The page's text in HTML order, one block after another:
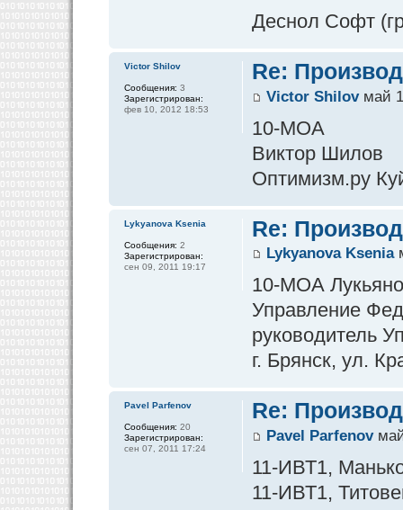
Деснол Софт
Re:
Victor Shilovмай
10-МОА
Виктор Шилов
Оптимизм.ру
Victor Shilov
Сообщения: 3
Зарегистрирован:
фев 10, 2012 18:53
Re:
Lykyanova Ksenia
10-МОА
Управление
руководитель
г. Брянск, ул.
Lykyanova Ksenia
Сообщения: 2
Зарегистрирован:
сен 09, 2011 19:17
Re:
Pavel Parfenovмай
11-ИВТ1,
11-ИВТ1,
Pavel Parfenov
Сообщения: 20
Зарегистрирован:
сен 07, 2011 17:24